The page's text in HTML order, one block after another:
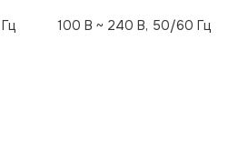
100 В ~ 240 В, 50/60 Гц